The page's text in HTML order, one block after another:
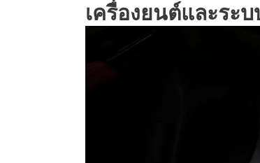
เครื่องยนต์และระ